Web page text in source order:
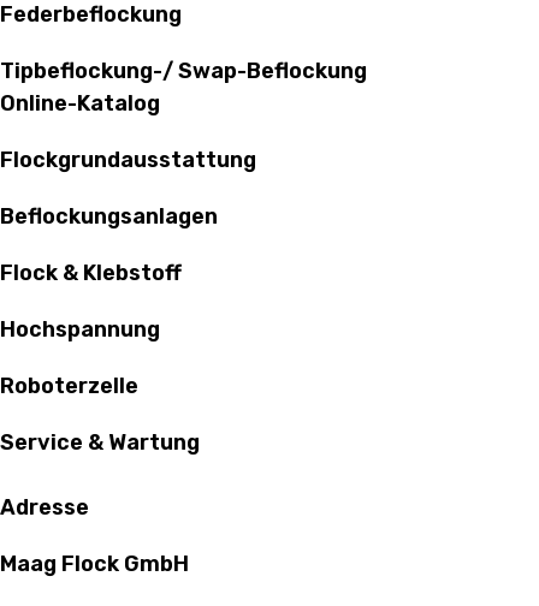
Federbeflockung
Tipbeflockung-/ Swap-Beflockung
Online-Katalog
Flockgrundausstattung
Beflockungsanlagen
Flock & Klebstoff
Hochspannung
Roboterzelle
Service & Wartung
Adresse
Maag Flock GmbH